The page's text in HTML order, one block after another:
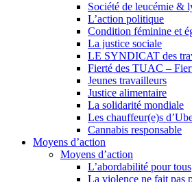
Société de leucémie &
L’action politique
Condition féminine et
La justice sociale
LE SYNDICAT des
Fierté des TUAC –
Jeunes travailleurs
Justice alimentaire
La solidarité mondiale
Les chauffeur(e)s
Cannabis responsable
Moyens d’action
Moyens d’action
L’abordabilité pour tous
La violence ne fait pas